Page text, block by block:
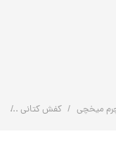
میخچی کفش کتانی